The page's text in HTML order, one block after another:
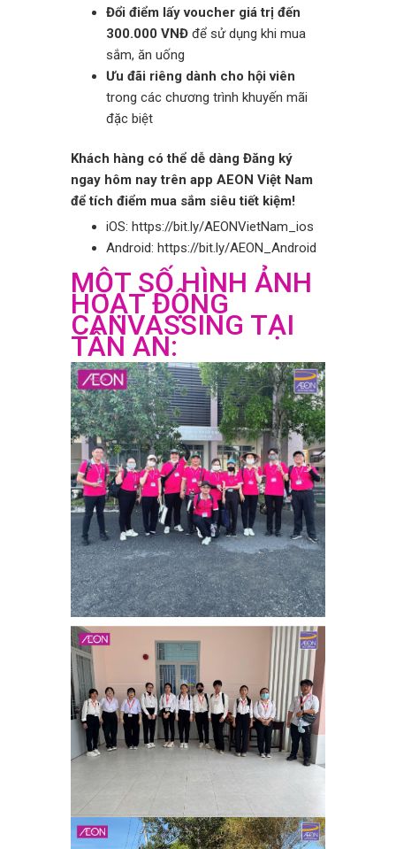
Đổi điểm lấy voucher giá trị đến
300.000 VNĐ để sử dụng khi mua
sắm, ăn uống
Ưu đãi riêng dành cho hội viên
trong các chương trình khuyến mãi
đặc biệt
Khách hàng có thể dễ dàng Đăng ký
ngay hôm nay trên app AEON Việt Nam
để tích điểm mua sắm siêu tiết kiệm!
iOS: https://bit.ly/AEONVietNam_ios
Android: https://bit.ly/AEON_Android
MỘT SỐ HÌNH ẢNH
HOẠT ĐỘNG
CANVASSING TẠI
TÂN AN: